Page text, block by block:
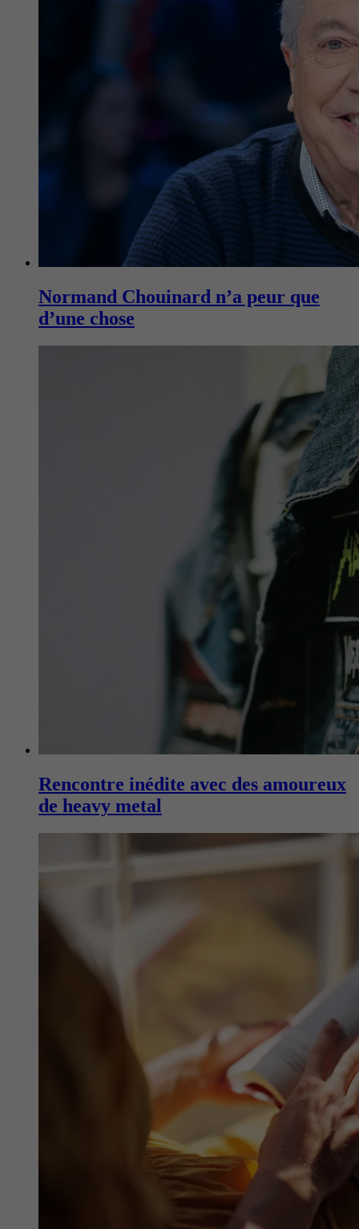
Normand Chouinard n’a peur que
d’une chose
Rencontre inédite avec des amoureux
de heavy metal